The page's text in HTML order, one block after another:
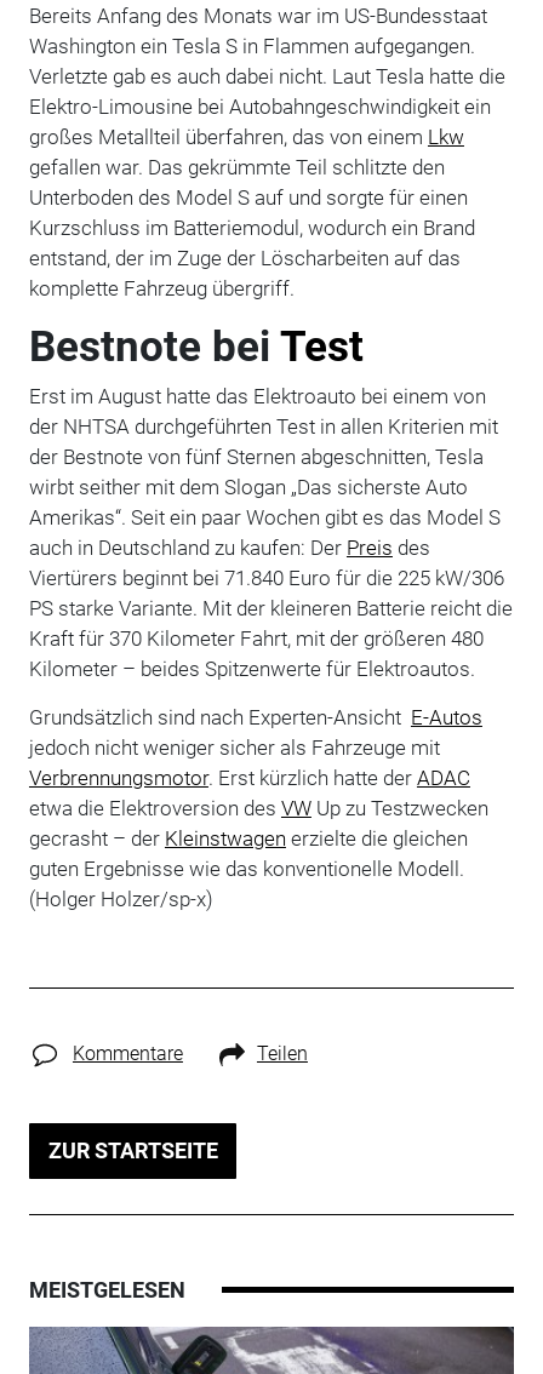
Bereits Anfang des Monats war im US-Bundesstaat
Washington ein Tesla S in Flammen aufgegangen.
Verletzte gab es auch dabei nicht. Laut Tesla hatte die
Elektro-Limousine bei Autobahngeschwindigkeit ein
großes Metallteil überfahren, das von einem Lkw
gefallen war. Das gekrümmte Teil schlitzte den
Unterboden des Model S auf und sorgte für einen
Kurzschluss im Batteriemodul, wodurch ein Brand
entstand, der im Zuge der Löscharbeiten auf das
komplette Fahrzeug übergriff.
Bestnote bei Test
Erst im August hatte das Elektroauto bei einem von
der NHTSA durchgeführten Test in allen Kriterien mit
der Bestnote von fünf Sternen abgeschnitten, Tesla
wirbt seither mit dem Slogan „Das sicherste Auto
Amerikas“. Seit ein paar Wochen gibt es das Model S
auch in Deutschland zu kaufen: Der Preis des
Viertürers beginnt bei 71.840 Euro für die 225 kW/306
PS starke Variante. Mit der kleineren Batterie reicht die
Kraft für 370 Kilometer Fahrt, mit der größeren 480
Kilometer – beides Spitzenwerte für Elektroautos.
Grundsätzlich sind nach Experten-Ansicht E-Autos
jedoch nicht weniger sicher als Fahrzeuge mit
Verbrennungsmotor. Erst kürzlich hatte der ADAC
etwa die Elektroversion des VWUp zu Testzwecken
gecrasht – der Kleinstwagen erzielte die gleichen
guten Ergebnisse wie das konventionelle Modell.
(Holger Holzer/sp-x)
Kommentare Teilen
ZUR STARTSEITE
MEISTGELESEN